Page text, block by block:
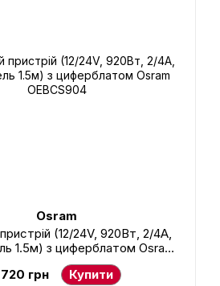
Osram
(12/24V, 920Вт, 2/4А,
1.5м) з циферблатом Osram
OEBCS904
720 грн Купити